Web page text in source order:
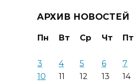
АРХИВ НОВОСТЕЙ
Пн Вт Ср Чт Пт
3
4 5 6 7
10
11 12 13 14